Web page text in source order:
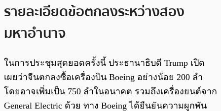
รายละเอียดข้อตกลงระหว่างสอง
มหาอำนาจ
ในการประชุมสุดยอดครั้งนี้ ประธานาธิบดี Trump เปิด
เผยว่าจีนตกลงซื้อเครื่องบิน Boeing อย่างน้อย 200 ลำ
โดยอาจเพิ่มเป็น 750 ลำในอนาคต รวมถึงเครื่องยนต์จาก
General Electric ด้วย ทาง Boeing ได้ยืนยันความผูกพัน